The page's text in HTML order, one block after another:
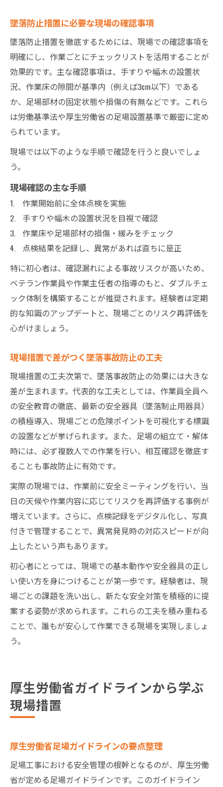
墜落防止措置に必要な現場の確認事項
墜落防止措置を徹底するためには、現場での確認事項を
明確にし、作業ごとにチェックリストを活用することが
効果的です。主な確認事項は、手すりや幅木の設置状
況、作業床の隙間が基準内（例えば3cm以下）である
か、足場部材の固定状態や損傷の有無などです。これら
は労働基準法や厚生労働省の足場設置基準で厳密に定め
られています。
現場では以下のような手順で確認を行うと良いでしょ
う。
現場確認の主な手順
作業開始前に全体点検を実施
手すりや幅木の設置状況を目視で確認
作業床や足場部材の損傷・緩みをチェック
点検結果を記録し、異常があれば直ちに是正
特に初心者は、確認漏れによる事故リスクが高いため、
ベテラン作業員や作業主任者の指導のもと、ダブルチェ
ック体制を構築することが推奨されます。経験者は定期
的な知識のアップデートと、現場ごとのリスク再評価を
心がけましょう。
現場措置で差がつく墜落事故防止の工夫
現場措置の工夫次第で、墜落事故防止の効果には大きな
差が生まれます。代表的な工夫としては、作業員全員へ
の安全教育の徹底、最新の安全器具（墜落制止用器具）
の積極導入、現場ごとの危険ポイントを可視化する標識
の設置などが挙げられます。また、足場の組立て・解体
時には、必ず複数人での作業を行い、相互確認を徹底す
ることも事故防止に有効です。
実際の現場では、作業前に安全ミーティングを行い、当
日の天候や作業内容に応じてリスクを再評価する事例が
増えています。さらに、点検記録をデジタル化し、写真
付きで管理することで、異常発見時の対応スピードが向
上したという声もあります。
初心者にとっては、現場での基本動作や安全器具の正し
い使い方を身につけることが第一歩です。経験者は、現
場ごとの課題を洗い出し、新たな安全対策を積極的に提
案する姿勢が求められます。これらの工夫を積み重ねる
ことで、誰もが安心して作業できる現場を実現しましょ
う。
厚生労働省ガイドラインから学ぶ
現場措置
厚生労働省足場ガイドラインの要点整理
足場工事における安全管理の根幹となるのが、厚生労働
省が定める足場ガイドラインです。このガイドライン